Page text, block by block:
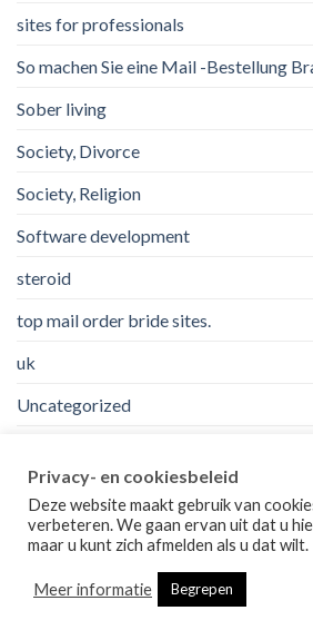
sites for professionals
So machen Sie eine Mail -Bestellung
Sober living
Society, Divorce
Society, Religion
Software development
steroid
top mail order bride sites.
uk
Uncategorized
Usa
VulkanVegas Poland
Privacy- en cookiesbeleid
Deze website maakt gebruik van
verbeteren. We gaan ervan uit dat u
maar u kunt zich afmelden als u dat wilt.
Meer informatie Begrepen